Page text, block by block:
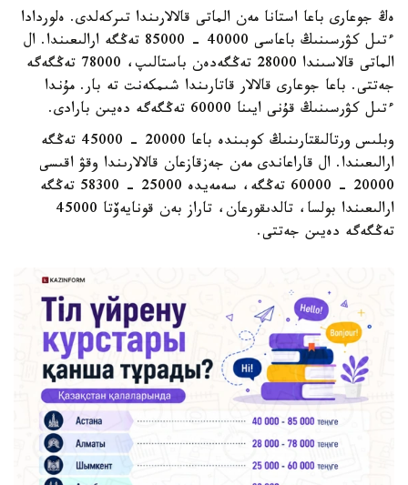
ەڭ جوعارى باعا استانا مەن الماتى قالالارىندا تىركەلدى. ەلوردادا
ءتىل كۋرسىنىڭ باعاسى 40000 - 85000 تەڭگە ارالىعىندا. ال
الماتى قالاسىندا 28000 تەڭگەدەن باستالىپ، 78000 تەڭگەگە
جەتتى. باعا جوعارى قالالار قاتارىندا شىمكەنت تە بار. مۇندا
ءتىل كۋرسىنىڭ قۇنى ايىنا 60000 تەڭگەگە دەيىن بارادى.
وبلىس ورتالىقتارىنىڭ كوبىندە باعا 20000 - 45000 تەڭگە
ارالىعىندا. ال قاراعاندى مەن جەزقازعان قالالارىندا وقۋ اقىسى
20000 - 60000 تەڭگە، سەمەيدە 25000 - 58300 تەڭگە
ارالىعىندا بولسا، تالدىقورعان، تاراز بەن قونايەۆتا 45000
تەڭگەگە دەيىن جەتتى.